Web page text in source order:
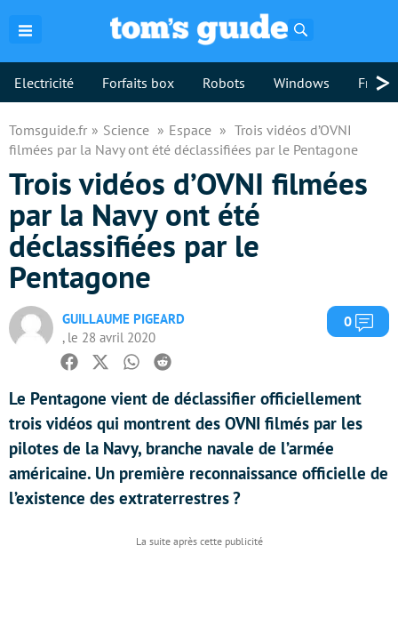
Electricité Forfaits box Robots Windows >
Tomsguide.fr Science Espace
Trois vidéos d’OVNI
filmées par la Navy ont été déclassifiées par le Pentagone
Trois vidéos d’OVNI filmées
par la Navy ont été
déclassifiées par le
Pentagone
GUILLAUME PIGEARD
, le 28 avril 2020
0
Facebook
TwitterWhatsapp
Reddit
Le Pentagone vient de déclassifier officiellement
trois vidéos qui montrent des OVNI filmés par les
pilotes de la Navy, branche navale de l’armée
américaine. Un première reconnaissance officielle de
l’existence des extraterrestres ?